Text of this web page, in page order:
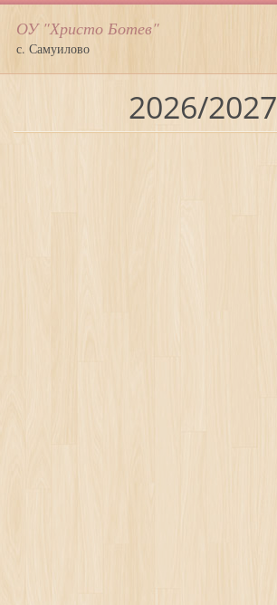
ОУ "Христо Ботев"
с. Самуилово
2026/2027